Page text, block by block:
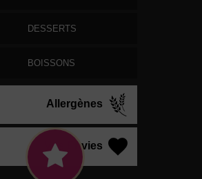
DESSERTS
BOISSONS
Allergènes
Vos Envies